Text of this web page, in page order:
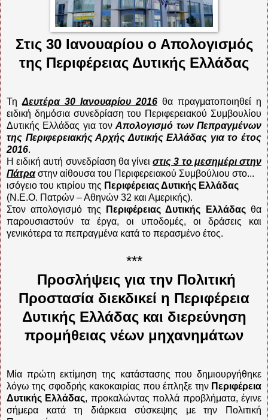
Στις 30 Ιανουαρίου ο Απολογισμός
της Περιφέρειας Δυτικής Ελλάδας
ΤηΔευτέρα 30 Ιανουαρίου 2016 θα πραγματοποιηθεί η
ειδική δημόσια συνεδρίαση του Περιφερειακού Συμβουλίου
Δυτικής Ελλάδας για τονΑπολογισμό των Πεπραγμένων
της Περιφερειακής Αρχής Δυτικής Ελλάδας για το έτος
2016.
Η ειδική αυτή συνεδρίαση θα γίνειστις 3 το μεσημέρι στην
Πάτραστην αίθουσα του Περιφερειακού Συμβούλιου στο...
ισόγειο του κτιρίου της Περιφέρειας Δυτικής Ελλάδας
(Ν.Ε.Ο. Πατρών – Αθηνών 32 και Αμερικής).
Στον απολογισμό της
Περιφέρειας Δυτικής Ελλάδαςθα
παρουσιαστούν τα έργα, οι υποδομές, οι δράσεις και
γενικότερα τα πεπραγμένα κατά το περασμένο έτος.
***
Προσλήψεις για την Πολιτική
Προστασία διεκδικεί η Περιφέρεια
Δυτικής Ελλάδας και διερεύνηση
προμήθειας νέων μηχανημάτων
Μία πρώτη εκτίμηση της κατάστασης που δημιουργήθηκε
λόγω της σφοδρής κακοκαιρίας που έπληξε την Περιφέρεια
Δυτικής Ελλάδας, προκαλώντας πολλά προβλήματα, έγινε
σήμερα κατά τη διάρκεια σύσκεψης με την Πολιτική